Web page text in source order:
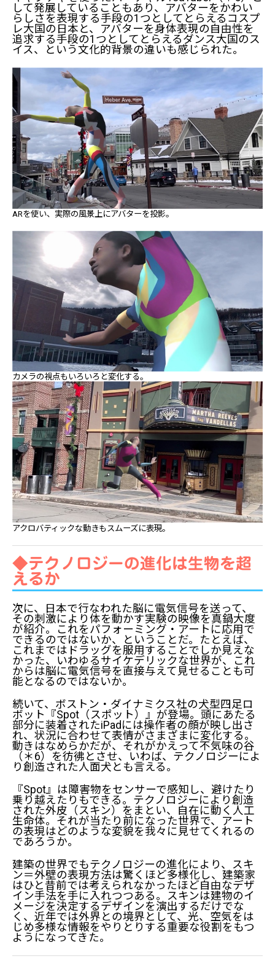
して発展していることもあり、アバターをかわい
らしさを表現する手段の1つとしてとらえるコスプ
レ大国の日本と、アバターを身体表現の自由性を
追求する手段の1つとしてとらえるダンス大国のス
イス、という文化的背景の違いも感じられた。
ARを使い、実際の風景上にアバターを投影。
カメラの視点もいろいろと変化する。
アクロバティックな動きもスムーズに表現。
◆テクノロジーの進化は生物を超
えるか
次に、日本で行なわれた脳に電気信号を送って、
その刺激により体を動かす実験の映像を真鍋大度
が紹介。これをパフォーミング・アートに応用で
できるのではないか、ということだ。たとえば、
これまではドラッグを服用することでしか見えな
かった、いわゆるサイケデリックな世界が、これ
からは脳に電気信号を直接与えて見せることも可
能となるのではないか。
続いて、ボストン・ダイナミクス社の犬型四足ロ
ボット『Spot（スポット）』が登場。頭にあたる
部分に装着されたiPadには操作者の顔が映し出さ
れ、状況に合わせて表情がさまざまに変化する。
動きはなめらかだが、それがかえって不気味の谷
（＊6）を彷彿とさせ、いわば、テクノロジーによ
り創造された人面犬とも言える。
『Spot』は障害物をセンサーで感知し、避けたり
乗り越えたりもできる。テクノロジーにより創造
された外皮（スキン）をまとい、自在に動く人工
生命体。それが当たり前になった世界で、アート
の表現はどのような変貌を我々に見せてくれるの
であろうか。
建築の世界でもテクノロジーの進化により、スキ
ン＝外壁の表現方法は驚くほど多様化し、建築家
はひと昔前では考えられなかったほど自由なデザ
イン手法を手に入れつつある。スキンは建物のイ
メージを決定するデザインを演出するだけでな
く、近年では外界との境界として、光、空気をは
じめ多様な情報をやりとりする重要な役割をもつ
ようになってきた。